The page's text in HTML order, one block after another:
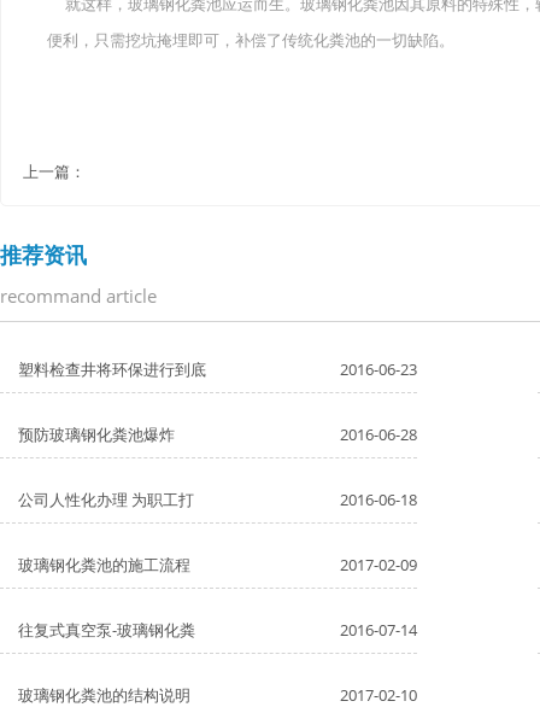
便利，只需挖坑掩埋即可，补偿了传统化粪池的一切缺陷。
上一篇：
推荐资讯
recommand article
塑料检查井将环保进行到底 2016-06-23
预防玻璃钢化粪池爆炸 2016-06-28
公司人性化办理 为职工打 2016-06-18
玻璃钢化粪池的施工流程 2017-02-09
往复式真空泵-玻璃钢化粪 2016-07-14
玻璃钢化粪池的结构说明 2017-02-10